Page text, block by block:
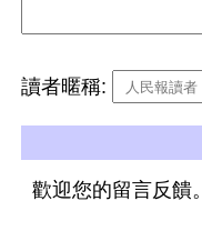
讀者暱稱:
歡迎您的留言反饋。